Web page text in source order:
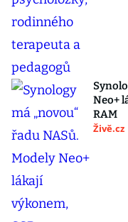
Neo+
RAM
Živě.cz